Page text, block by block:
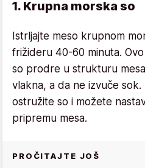
1. Krupna morska so
Istrljajte meso krupnom
frižideru 40-60 minuta.
so prodre u strukturu
vlakna, a da ne izvuče
ostružite so i možete
pripremu mesa.
PROČITAJTE JOŠ